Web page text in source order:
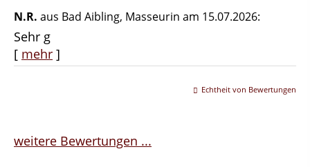
N.R. aus Bad Aibling, Masseurin am 15.07.2026:
Sehr g
[ mehr ]
Echtheit von Bewertungen
weitere Bewertungen ...